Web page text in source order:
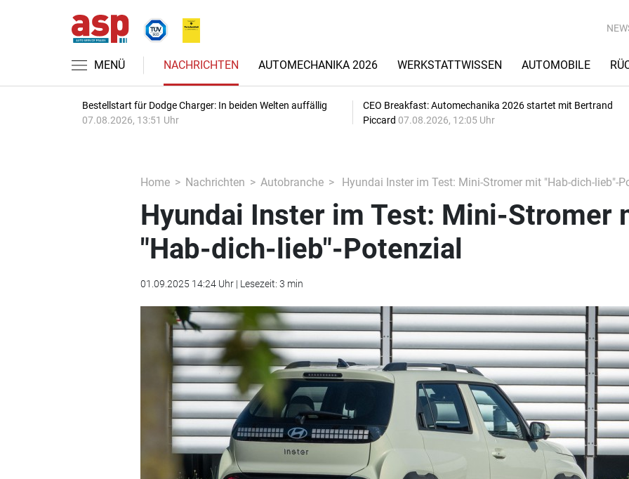
MENÜ NACHRICHTEN AUTOMECHANIKA 2026 WERKSTATTWISSEN AUTOMOBILE
Bestellstart für Dodge Charger: In beiden Welten auffällig
07.08.2026, 13:51 Uhr
CEO Breakfast: Automechanika 2026 startet mit Bertrand
Piccard 07.08.2026, 12:05 Uhr
Home Nachrichten Autobranche Hyundai Inster im Test: Mini-Stromer mit "Hab-dich-lieb"-
Hyundai Inster im Test: Mini-Stromer
"Hab-dich-lieb"-Potenzial
01.09.2025 14:24 Uhr | Lesezeit: 3 min